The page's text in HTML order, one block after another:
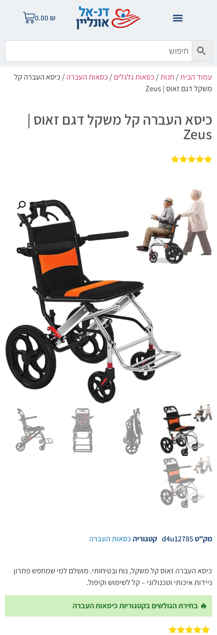
0.00 ₪
עמוד הבית/חנות/כסאות גלגלים/כסאות העברה/ כיסא העברה קל
משקל דגם זאוס | Zeus
כיסא העברה קל משקל דגם זאוס |
Zeus
דירוגים של
לקוחות
מק"טd4u12785 קטגוריהכסאות העברה
כיסא העברה זאוס קל משקל, נוח ובטיחותי. מושלם למי שמחפש פתרון
ניידות איכותי וטכנולוגי – קל לשימוש וקיפול.
🔥 בחירת הגולשים בקטגוריות כיסאות העברה